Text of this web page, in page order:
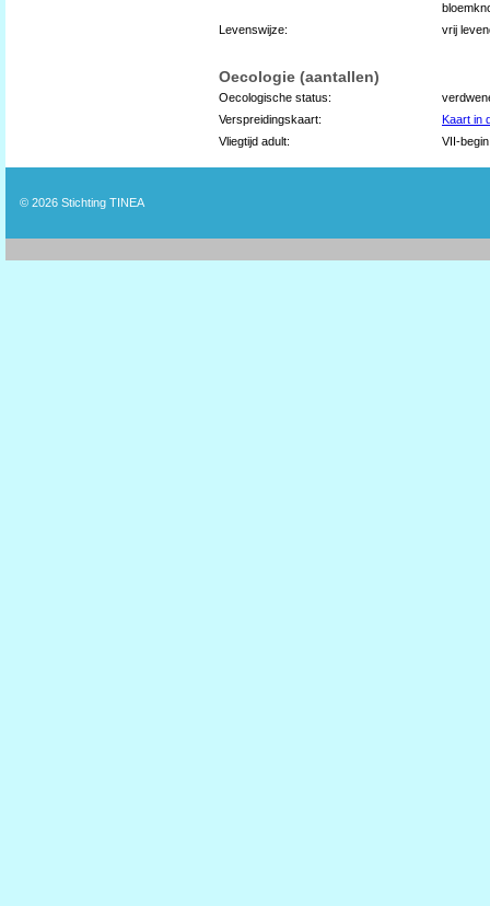
Levenswijze:
vrij
Oecologie (aantallen)
Oecologische status:
Verspreidingskaart:
Kaart in
Vliegtijd adult:
VII-
© 2026 Stichting TINEA